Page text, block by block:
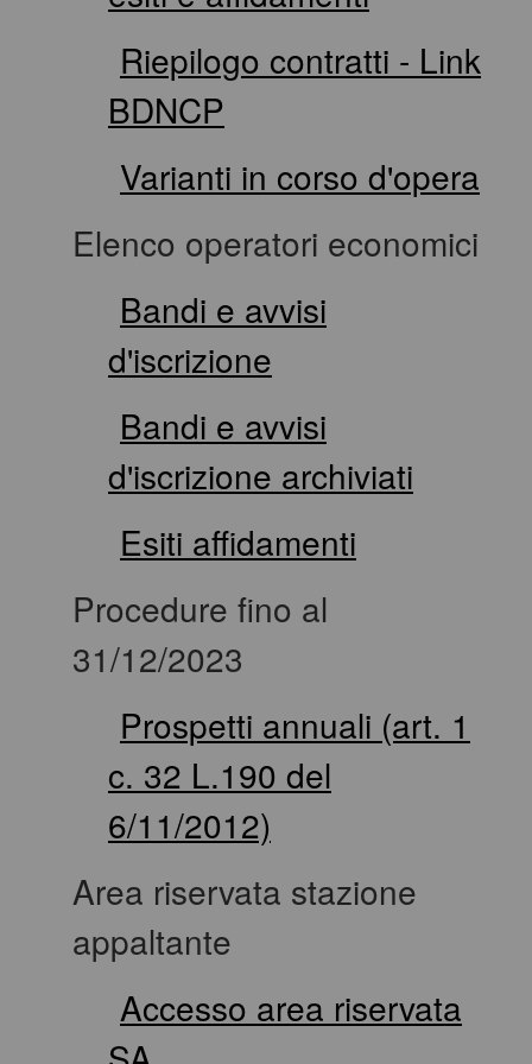
Riepilogo contratti - Link
BDNCP
Varianti in corso d'opera
Elenco operatori economici
Bandi e avvisi
d'iscrizione
Bandi e avvisi
d'iscrizione archiviati
Esiti affidamenti
Procedure fino al
31/12/2023
Prospetti annuali (art. 1
c. 32 L.190 del
6/11/2012)
Area riservata stazione
appaltante
Accesso area riservata